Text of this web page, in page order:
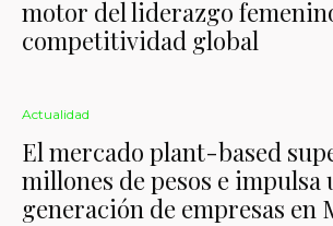
motor del liderazgo
competitividad global
Actualidad
El mercado plant-based
millones de pesos e impulsa
generación de empresas en